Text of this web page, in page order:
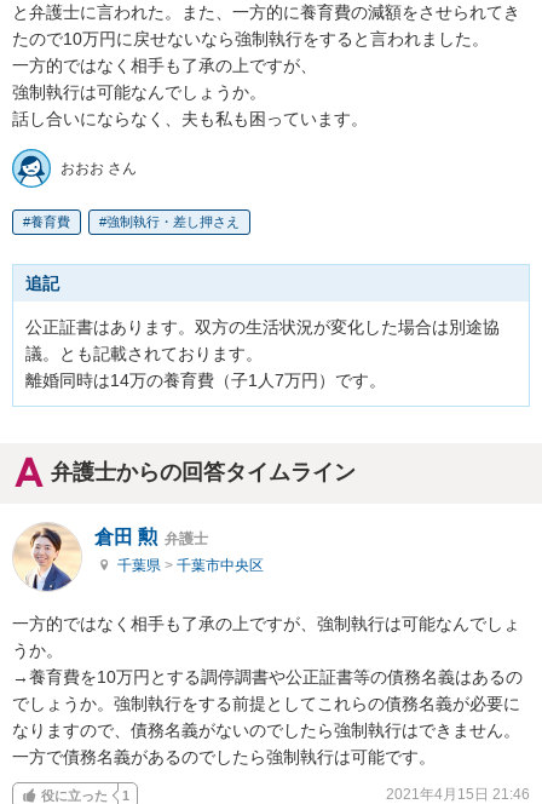
と弁護士に言われた。また、一方的に養育費の減額をさせられてき
たので10万円に戻せないなら強制執行をすると言われました。
一方的ではなく相手も了承の上ですが、
強制執行は可能なんでしょうか。
話し合いにならなく、夫も私も困っています。
おおお さん
養育費 強制執行・差し押さえ
追記
公正証書はあります。双方の生活状況が変化した場合は別途協
議。とも記載されております。
離婚同時は14万の養育費（子1人7万円）です。
弁護士からの回答タイムライン
倉田 勲 弁護士
千葉県 > 千葉市中央区
一方的ではなく相手も了承の上ですが、強制執行は可能なんでしょ
うか。
→養育費を10万円とする調停調書や公正証書等の債務名義はあるの
でしょうか。強制執行をする前提としてこれらの債務名義が必要に
なりますので、債務名義がないのでしたら強制執行はできません。
一方で債務名義があるのでしたら強制執行は可能です。
役に立った 1 2021年4月15日 21:46